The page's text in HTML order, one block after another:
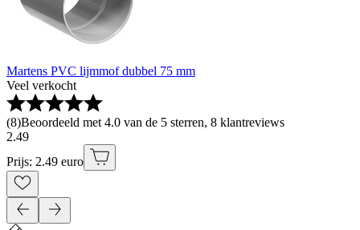
Martens PVC lijmmof dubbel 75 mm
Veel verkocht
(8)Beoordeeld met 4.0 van de 5 sterren, 8 klantreviews
2.49
Prijs: 2.49 euro